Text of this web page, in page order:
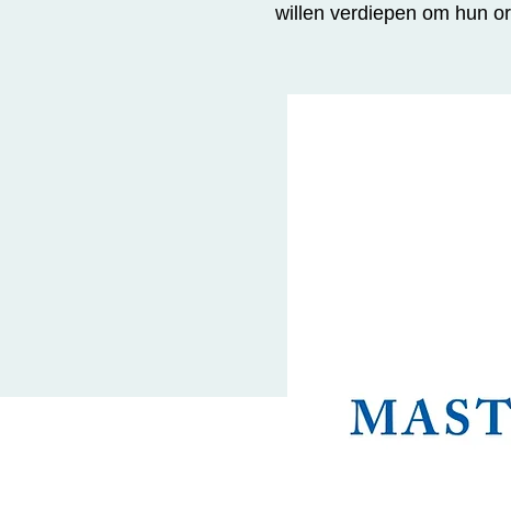
willen verdiepen om hun